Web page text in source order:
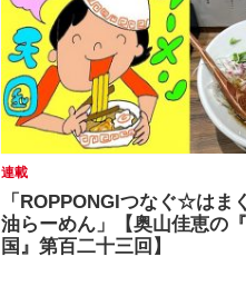
連載
「ROPPONGIつなぐ☆はま
油らーめん」【奥山佳恵の
国』第百二十三回】